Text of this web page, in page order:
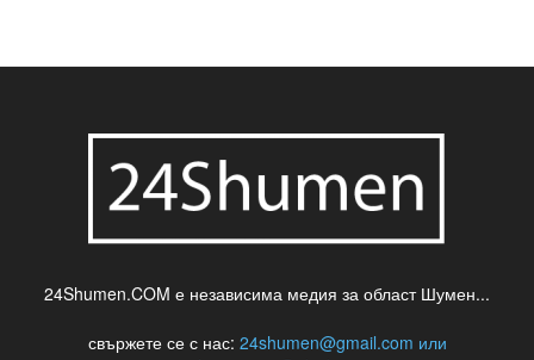
24Shumen.COM е независима медия за област Шумен...
свържете се с нас: 24shumen@gmail.com или